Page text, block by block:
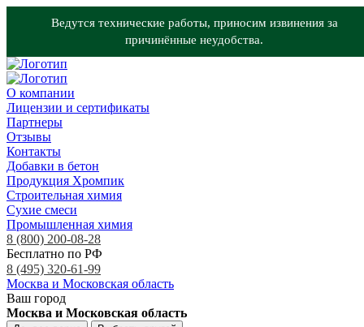
Ведутся технические работы, приносим извинения за
причинённые неудобства.
О компании
Лицензии и сертификаты
Партнеры
Отзывы
Контакты
Добавки в бетон
Продукция Хромпик
Строительная химия
Сухие смеси
Промышленная химия
8 (800) 200-08-28
Бесплатно по РФ
8 (495) 320-61-99
Москва и Московская область
Ваш город
Москва и Московская область